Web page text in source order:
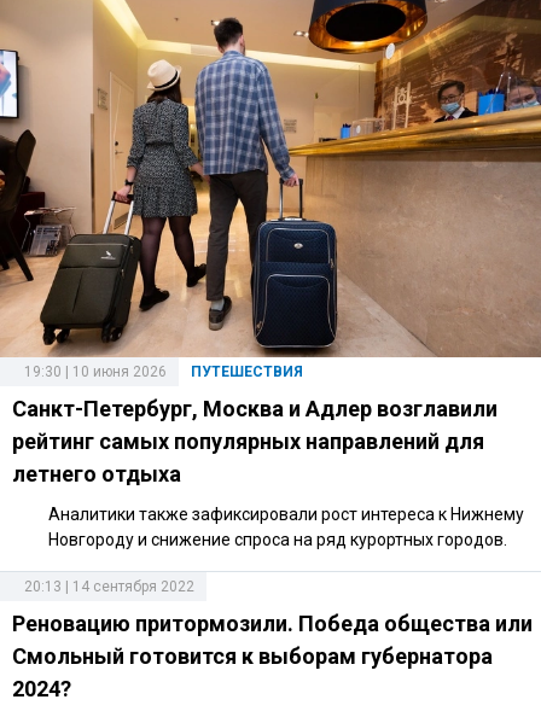
ПУТЕШЕСТВИЯ
19:30 | 10 июня 2026
Санкт-Петербург, Москва и Адлер возглавили
рейтинг самых популярных направлений для
летнего отдыха
Аналитики также зафиксировали рост интереса к Нижнему
Новгороду и снижение спроса на ряд курортных городов.
20:13 | 14 сентября 2022
Реновацию притормозили. Победа общества или
Смольный готовится к выборам губернатора
2024?